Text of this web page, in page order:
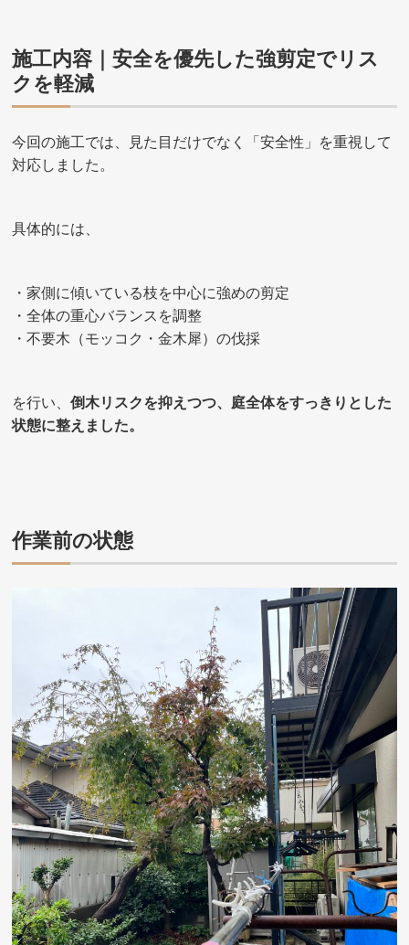
施工内容｜安全を優先した強剪定でリス
クを軽減
今回の施工では、見た目だけでなく「安全性」を重視して
対応しました。
具体的には、
・家側に傾いている枝を中心に強めの剪定
・全体の重心バランスを調整
・不要木（モッコク・金木犀）の伐採
を行い、倒木リスクを抑えつつ、庭全体をすっきりとした
状態に整えました。
作業前の状態